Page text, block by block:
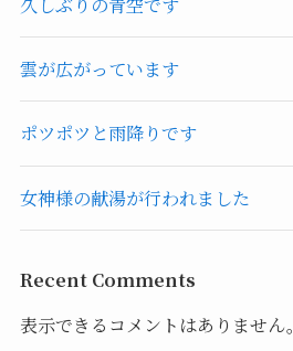
雲が広がっています
ポツポツと雨降りです
女神様の献湯が行われました
Recent Comments
表示できるコメントはありません。